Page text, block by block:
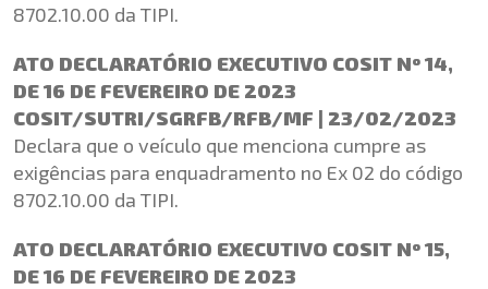
8702.10.00 da TIPI.
ATO DECLARATÓRIO EXECUTIVO COSIT Nº 14,
DE 16 DE FEVEREIRO DE 2023
COSIT/SUTRI/SGRFB/RFB/MF | 23/02/2023
Declara que o veículo que menciona cumpre as
exigências para enquadramento no Ex 02 do código
8702.10.00 da TIPI.
ATO DECLARATÓRIO EXECUTIVO COSIT Nº 15,
DE 16 DE FEVEREIRO DE 2023